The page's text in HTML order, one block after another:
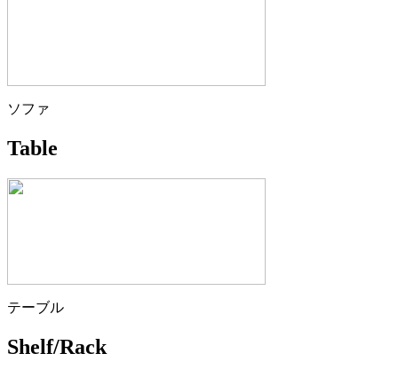
ソファ
Table
テーブル
Shelf/Rack